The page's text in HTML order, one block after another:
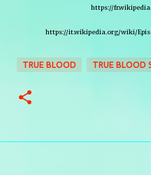
https://
https://it.wikipedia.org/wiki/
TRUE BLOOD TRUE BLOOD